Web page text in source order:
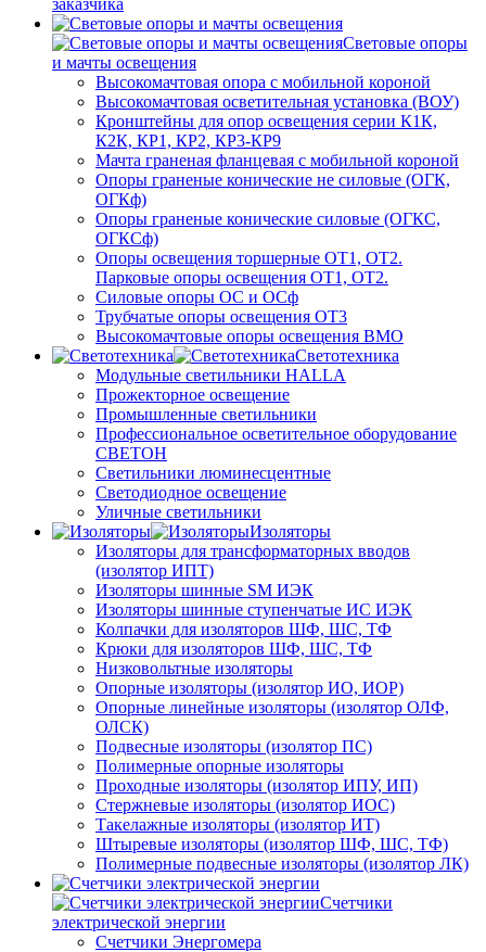
заказчика
Световые опоры
и мачты освещения
Высокомачтовая опора с мобильной короной
Высокомачтовая осветительная установка (ВОУ)
Кронштейны для опор освещения серии К1К,
К2К, КР1, КР2, КР3-КР9
Мачта граненая фланцевая с мобильной короной
Опоры граненые конические не силовые (ОГК,
ОГКф)
Опоры граненые конические силовые (ОГКС,
ОГКСф)
Опоры освещения торшерные ОТ1, ОТ2.
Парковые опоры освещения ОТ1, ОТ2.
Силовые опоры ОС и ОСф
Трубчатые опоры освещения ОТ3
Высокомачтовые опоры освещения ВМО
Светотехника
Модульные светильники HALLA
Прожекторное освещение
Промышленные светильники
Профессиональное осветительное оборудование
СВЕТОН
Светильники люминесцентные
Светодиодное освещение
Уличные светильники
Изоляторы
Изоляторы для трансформаторных вводов
(изолятор ИПТ)
Изоляторы шинные SM ИЭК
Изоляторы шинные ступенчатые ИС ИЭК
Колпачки для изоляторов ШФ, ШС, ТФ
Крюки для изоляторов ШФ, ШС, ТФ
Низковольтные изоляторы
Опорные изоляторы (изолятор ИО, ИОР)
Опорные линейные изоляторы (изолятор ОЛФ,
ОЛСК)
Подвесные изоляторы (изолятор ПС)
Полимерные опорные изоляторы
Проходные изоляторы (изолятор ИПУ, ИП)
Стержневые изоляторы (изолятор ИОС)
Такелажные изоляторы (изолятор ИТ)
Штыревые изоляторы (изолятор ШФ, ШС, ТФ)
Полимерные подвесные изоляторы (изолятор ЛК)
Счетчики
электрической энергии
Счетчики Энергомера